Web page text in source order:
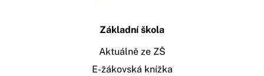
Základní škola
Aktuálně ze ZŠ
E-žákovská knížka